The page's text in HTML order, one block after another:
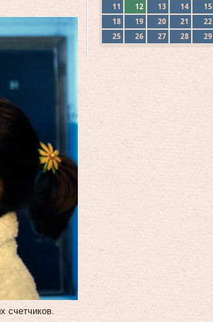
счетчиков.
11
12 13 14 15
18
19 20 21 22
25
26 27 28 29